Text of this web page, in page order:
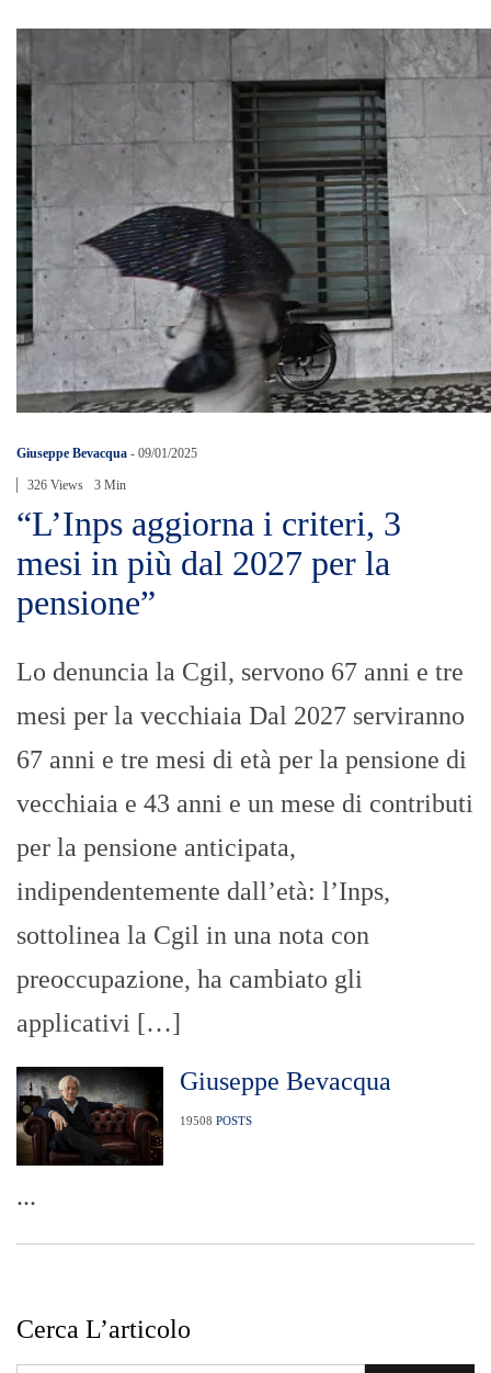
Giuseppe Bevacqua - 09/01/2025
326 Views 3 Min
“L’Inps aggiorna i criteri, 3
mesi in più dal 2027 per la
pensione”
Lo denuncia la Cgil, servono 67 anni e tre
mesi per la vecchiaia Dal 2027 serviranno
67 anni e tre mesi di età per la pensione di
vecchiaia e 43 anni e un mese di contributi
per la pensione anticipata,
indipendentemente dall’età: l’Inps,
sottolinea la Cgil in una nota con
preoccupazione, ha cambiato gli
applicativi […]
Giuseppe Bevacqua
19508 POSTS
...
Cerca L’articolo